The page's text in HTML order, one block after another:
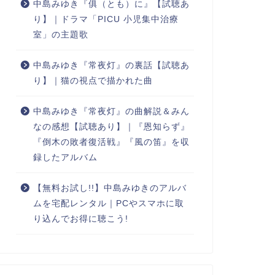
中島みゆき『俱（とも）に』【試聴あ
り】｜ドラマ「PICU 小児集中治療
室」の主題歌
中島みゆき『常夜灯』の裏話【試聴あ
り】｜猫の視点で描かれた曲
中島みゆき『常夜灯』の曲解説＆みん
なの感想【試聴あり】｜『恩知らず』
『倒木の敗者復活戦』『風の笛』を収
録したアルバム
【無料お試し!!】中島みゆきのアルバ
ムを宅配レンタル｜PCやスマホに取
り込んでお得に聴こう!